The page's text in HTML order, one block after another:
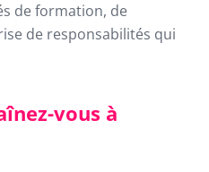
de formation, de
de responsabilités qui
vous à